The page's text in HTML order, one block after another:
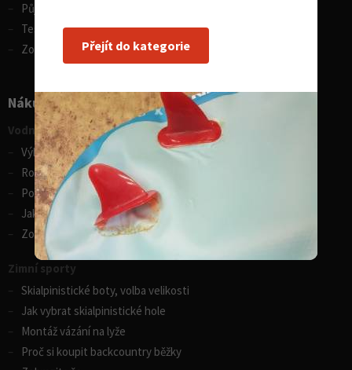
Půjčovna lyží
Test centrum SPORTEN
Zobrazit vše
Nákupní rádce
Vodní sporty
Výběr pádla na paddleboard
Rozdíly v paddleboardech
Porovnání kánoí Gumotex
Jak vybrat kajak
Zobrazit vše
Zimní sporty
Skialpinistické boty, volba velikosti
Jak vybrat skialpinistické hole
Montáž vázání na lyže
Proč si koupit backcountry běžky
Přejít do kategorie